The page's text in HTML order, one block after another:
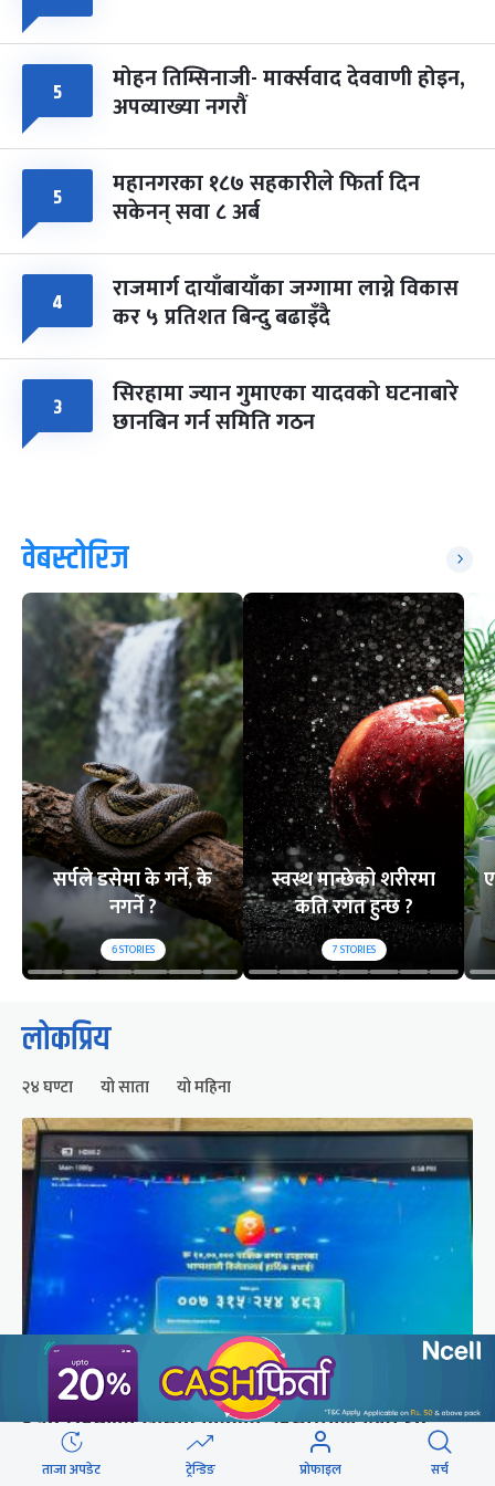
५ मोहन तिम्सिनाजी- मार्क्सवाद देववाणी होइन,
अपव्याख्या नगरौं
५ महानगरका १८७ सहकारीले फिर्ता दिन
सकेनन् सवा ८ अर्ब
४ राजमार्ग दायाँबायाँका जग्गामा लाग्ने विकास
कर ५ प्रतिशत बिन्दु बढाइँदै
३ सिरहामा ज्यान गुमाएका यादवको घटनाबारे
छानबिन गर्न समिति गठन
वेबस्टोरिज
सर्पले डसेमा के गर्ने, के
नगर्ने ?
6STORIES
स्वस्थ मान्छेको शरीरमा
कति रगत हुन्छ ?
7STORIES
लोकप्रिय
२४ घण्टा यो साता यो महिना
२५० रुपैयाँको सामान किनेका उपभोक्ताले जिते १०
लाखको बम्पर उपहार
ताजा अपडेट ट्रेन्डिङ प्रोफाइल सर्च